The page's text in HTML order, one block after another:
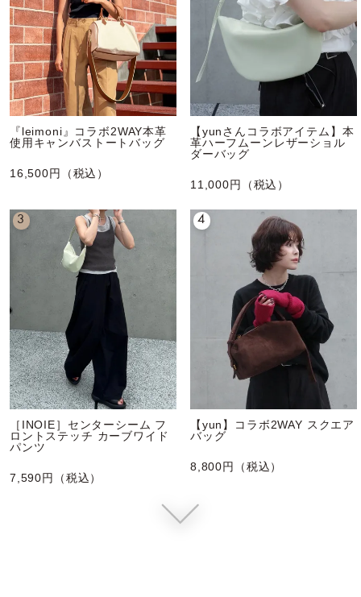
『leimoni』コラボ2WAY本革
使用キャンバストートバッグ
16,500円（税込）
【yunさんコラボアイテム】本
革ハーフムーンレザーショル
ダーバッグ
11,000円（税込）
3
［INOIE］センターシーム フ
ロントステッチ カーブワイド
パンツ
7,590円（税込）
4
【yun】コラボ2WAY スクエア
バッグ
8,800円（税込）